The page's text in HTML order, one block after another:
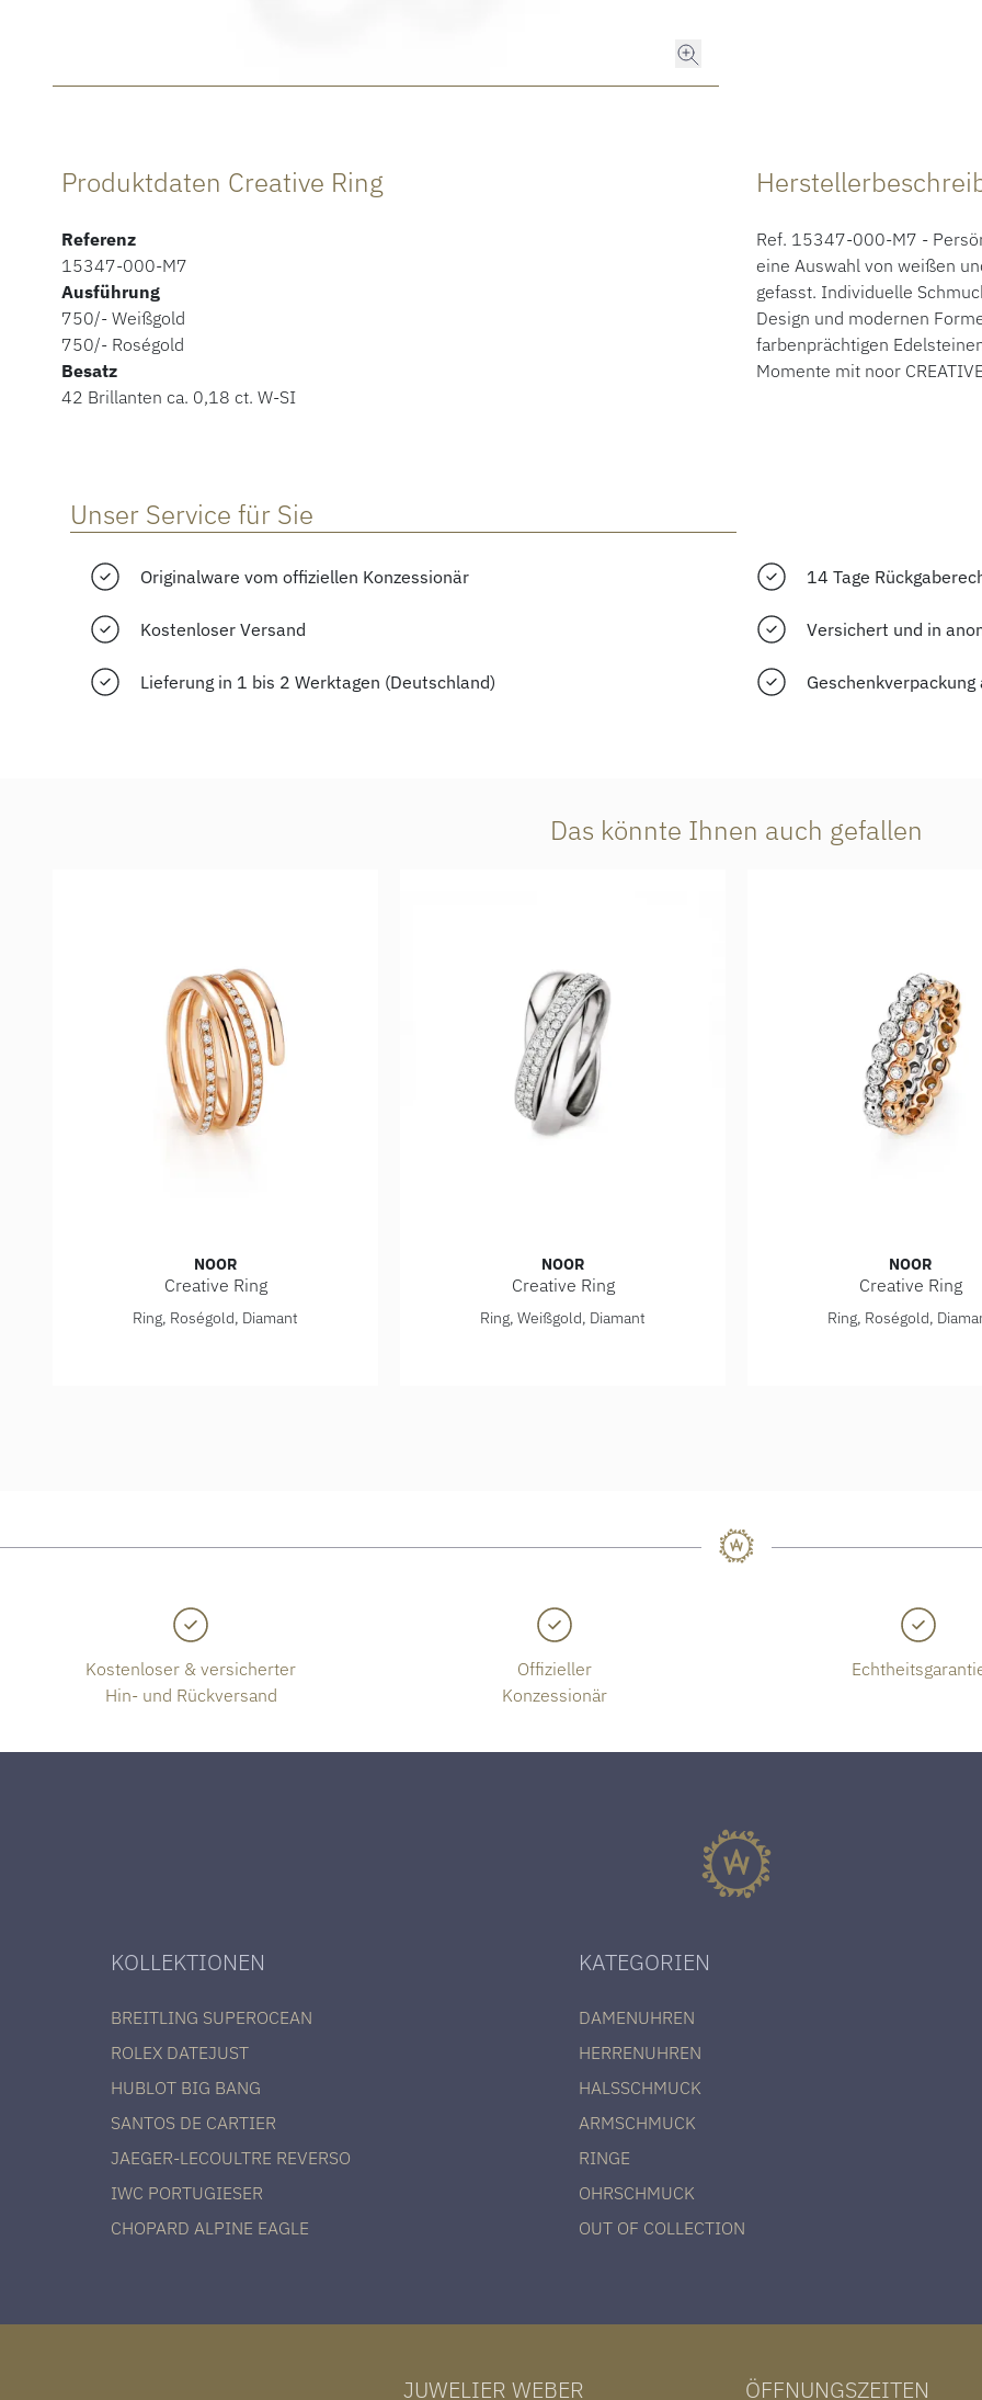
Produktdaten Creative Ring
Referenz
15347-000-M7
Ausführung
750/- Weißgold
750/- Roségold
Besatz
42 Brillanten ca. 0,18 ct. W-SI
Ref. 15347-000-M7 -
eine Auswahl von weißen
gefasst. Individuelle
Design und modernen
farbenprächtigen
Momente mit noor
Unser Service für Sie
Originalware vom offiziellen Konzessionär 14 Tage
Kostenloser Versand Versichert und in
Lieferung in 1 bis 2 Werktagen (Deutschland) Geschenkverpackung
Das könnte Ihnen auch gefallen
NOOR
Creative Ring
Noor Creative Ring, Ref: 14994-000-R5
Ring, Roségold, Diamant
NOOR
Creative Ring
Noor Creative Ring, Ref: 14791-000-W7
Ring, Weißgold, Diamant
NOOR
Creative Ring
Noor Creative Ring, Ref:
Ring, Roségold,
Kostenloser & versicherter
Hin- und Rückversand
Offizieller
Konzessionär
KOLLEKTIONEN
BREITLING SUPEROCEAN
ROLEX DATEJUST
HUBLOT BIG BANG
SANTOS DE CARTIER
JAEGER-LECOULTRE REVERSO
IWC PORTUGIESER
CHOPARD ALPINE EAGLE
KATEGORIEN
DAMENUHREN
HERRENUHREN
HALSSCHMUCK
ARMSCHMUCK
RINGE
OHRSCHMUCK
OUT OF COLLECTION
JUWELIER WEBER ÖFFNUNGSZEITEN